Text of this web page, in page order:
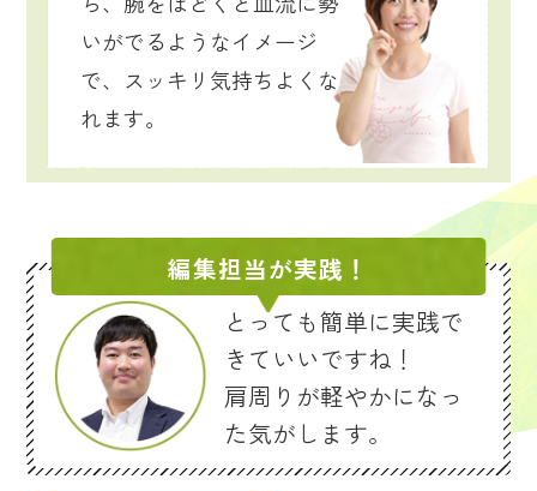
いがでるようなイメージ
で、スッキリ気持ちよくな
れます。
編集担当が実践！
とっても簡単に実践で
きていいですね！
肩周りが軽やかになっ
た気がします。